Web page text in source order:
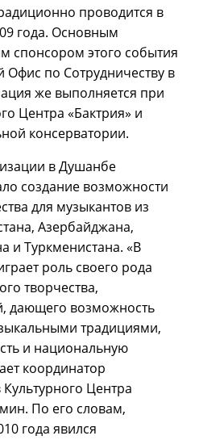
проводится в
года. Основным
спонсором этого события
по Сотрудничеству в
же выполняется при
Центра «Бактрия» и
консерватории.
в Душанбе
создание возможности
для музыкантов из
Азербайджана,
и Туркменистана. «В
роль своего рода
творчества,
дающего возможность
традициями,
и национальную
координатор
Центра
По его словам,
года явился